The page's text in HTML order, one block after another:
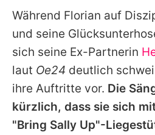
Während Florian auf
und seine
sich seine Ex-Partnerin
laut Oe24 deutlich
ihre Auftritte vor. Die
kürzlich, dass sie sich
"Bring Sally Up"-